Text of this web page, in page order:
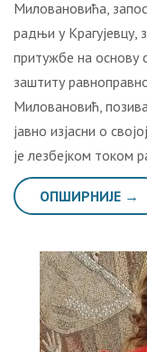
Миловановића,
радњи у Крагујевцу,
притужбе на основу
заштиту
Миловановић,
јавно изјасни о
је лезбејком током
ОПШИРНИЈЕ →